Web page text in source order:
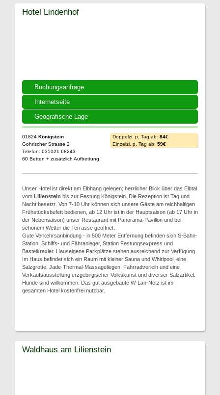
Buchungsanfrage
Internetseite
Geografische Lage
Hotel Lindenhof
01824 Königstein
Gohrischer Strasse 2
Telefon: 035021 68243
60 Betten + zusätzlich Aufbettung
Doppelzi. p. Tag ab: 84€
Einzelzi. p. Tag ab: 59€
Unser Hotel ist direkt am Elbhang gelegen; herrlicher Blick über das Elbtal
vom Lilienstein bis zur Festung Königstein. Die Rezeption ist Tag und
Nacht besetzt. Von 7-10 Uhr können sich unsere Gäste am reichhaltigen
Frühstücksbufett bedienen, ab 12 Uhr ist in der Hauptsaison (ab 17 Uhr in
der Nebensaison) unser Restaurant mit Panorama-Pavillon und bei
schönem Wetter die Terrasse geöffnet.
Gute Verkehrsanbindung - in 500 Meter Entfernung befinden sich S-Bahn-
Station, Schiffs- und Fähranleger, Station Festungsexpress und
Basteikraxler. Hauseigene Parkplätze stehen ausreichend zur Verfügung.
Im Haus befindet sich ein Raum mit kleiner Sauna und Whirlpool, eine
Salzgrotte, Jade-Thermal-Massageliegen, Fahrradverleih und eine
Verkaufsausstellung erzgebirgischer Volkskunst und diverser Salzartikel.
Hunde sind willkommen. Das gut ausgebaute W-Lan-Netz ist im
gesamten Hotel kostenfrei nutzbar.
Waldhaus am Lilienstein